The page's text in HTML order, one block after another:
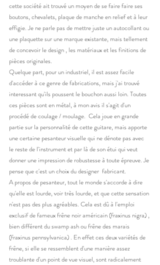
cette société ait trouvé un moyen de se faire faire ses
boutons, chevalets, plaque de manche en relief et à leur
effigie. Je ne parle pas de mettre juste un autocollant ou
une plaquette sur une marque existante, mais tellement
de concevoir le design , les matériaux et les finitions de
pièces originales.
Quelque part, pour un industriel, il est assez facile
d'accéder à ce genre de fabrications, mais j'ai trouvé
interessant qu'ils poussent le bouchon aussi loin. Toutes
ces pièces sont en métal, à mon avis il s'agit d'un
procédé de coulage / moulage.  Cela joue en grande
partie sur la personnalité de cette guitare, mais apporte
une certaine pesanteur visuelle qui ne dénote pas avec
le reste de l'instrument et par là de son étui qui veut
donner une impression de robustesse à toute épreuve. Je
pense que c'est un choix du designer  fabricant.
A propos de pesanteur, tout le monde s'accorde à dire
qu'elle est lourde, voir très lourde, et que cette sensation
n'est pas des plus agréables. Cela est dû à l'emploi
exclusif de fameux frêne noir américain (fraxinus nigra) ,
bien différent du swamp ash ou frêne des marais
(fraxinus pennsylvanica) . En effet ces deux variétés de
frêne, si elle se ressemblent d'une manière assez
troublante d'un point de vue visuel, sont radicalement